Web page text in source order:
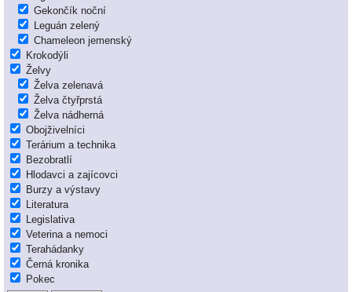
Gekončík noční
Leguán zelený
Chameleon jemenský
Krokodýli
Želvy
Želva zelenavá
Želva čtyřprstá
Želva nádherná
Obojživelníci
Terárium a technika
Bezobratlí
Hlodavci a zajícovci
Burzy a výstavy
Literatura
Legislativa
Veterina a nemoci
Terahádanky
Černá kronika
Pokec